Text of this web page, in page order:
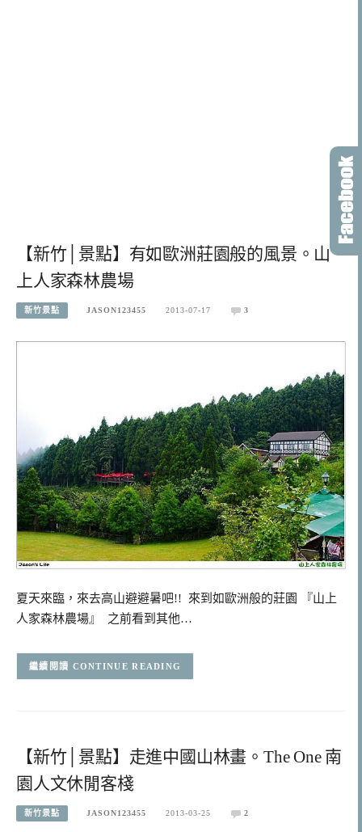
【新竹│景點】有如歐洲莊園般的風景。山
上人家森林農場
新竹景點 JASON123455 2013-07-17 3
夏天來臨，來去高山避避暑吧!! 來到如歐洲般的莊園 『山上
人家森林農場』 之前看到其他…
CONTINUE READING
【新竹│景點】走進中國山林畫。The One 南
園人文休閒客棧
新竹景點 JASON123455 2013-03-25 2